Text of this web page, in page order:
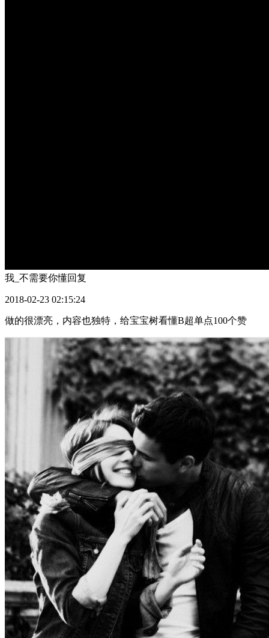
我_不需要你懂回复
2018-02-23 02:15:24
做的很漂亮，内容也独特，给宝宝树看懂B超单点100个赞